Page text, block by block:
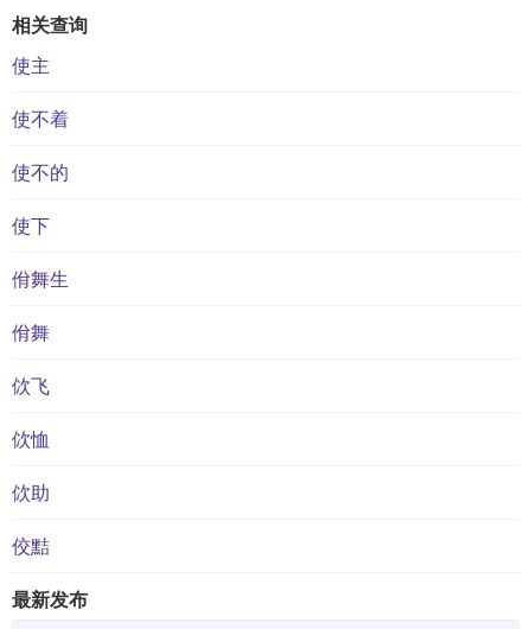
相关查询
使主
使不着
使不的
使下
佾舞生
佾舞
佽飞
佽恤
佽助
佼黠
最新发布